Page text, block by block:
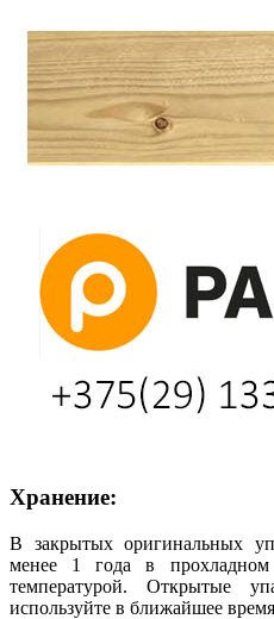
Хранение:
В закрытых оригинальных
менее 1 года в
температурой. Открытые
используйте в ближайшее